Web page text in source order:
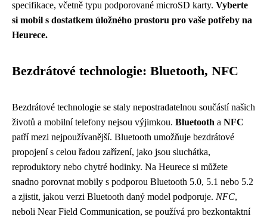
specifikace, včetně typu podporované microSD karty. Vyberte
si mobil s dostatkem úložného prostoru pro vaše potřeby na
Heurece.
Bezdrátové technologie: Bluetooth, NFC
Bezdrátové technologie se staly nepostradatelnou součástí našich
životů a mobilní telefony nejsou výjimkou. Bluetooth a NFC
patří mezi nejpoužívanější. Bluetooth umožňuje bezdrátové
propojení s celou řadou zařízení, jako jsou sluchátka,
reproduktory nebo chytré hodinky. Na Heurece si můžete
snadno porovnat mobily s podporou Bluetooth 5.0, 5.1 nebo 5.2
a zjistit, jakou verzi Bluetooth daný model podporuje. NFC,
neboli Near Field Communication, se používá pro bezkontaktní